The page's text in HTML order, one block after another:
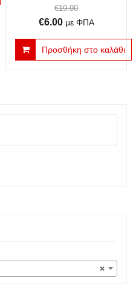
€19.00
Original
price
was:
€6.00Η
τρέχουσα
τιμή
με ΦΠΑ
Προσθήκη στο καλάθι
×